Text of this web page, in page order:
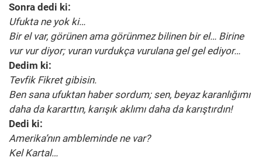
Sonra dedi ki:
Ufukta ne yok ki…
Bir el var, görünen ama görünmez bilinen bir el… Birine
vur vur diyor; vuran vurdukça vurulana gel gel ediyor…
Dedim ki:
Tevfik Fikret gibisin.
Ben sana ufuktan haber sordum; sen, beyaz karanlığımı
daha da kararttın, karışık aklımı daha da karıştırdın!
Dedi ki:
Amerika’nın ambleminde ne var?
Kel Kartal…